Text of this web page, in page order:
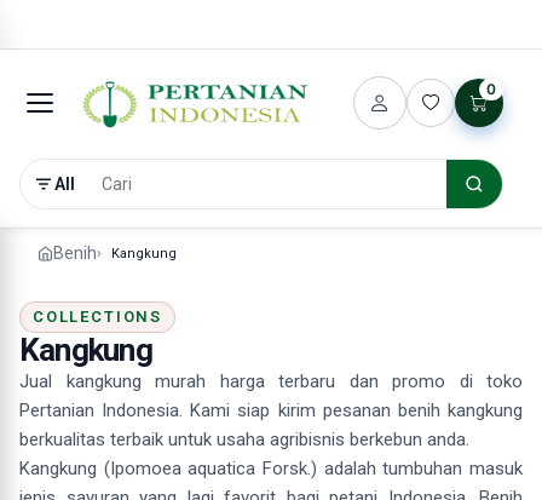
All
0
Benih Kangkung
COLLECTIONS
Kangkung
Jual kangkung murah harga terbaru dan promo di toko
Pertanian Indonesia. Kami siap kirim pesanan benih kangkung
berkualitas terbaik untuk usaha agribisnis berkebun anda.
Kangkung (Ipomoea aquatica Forsk.) adalah tumbuhan masuk